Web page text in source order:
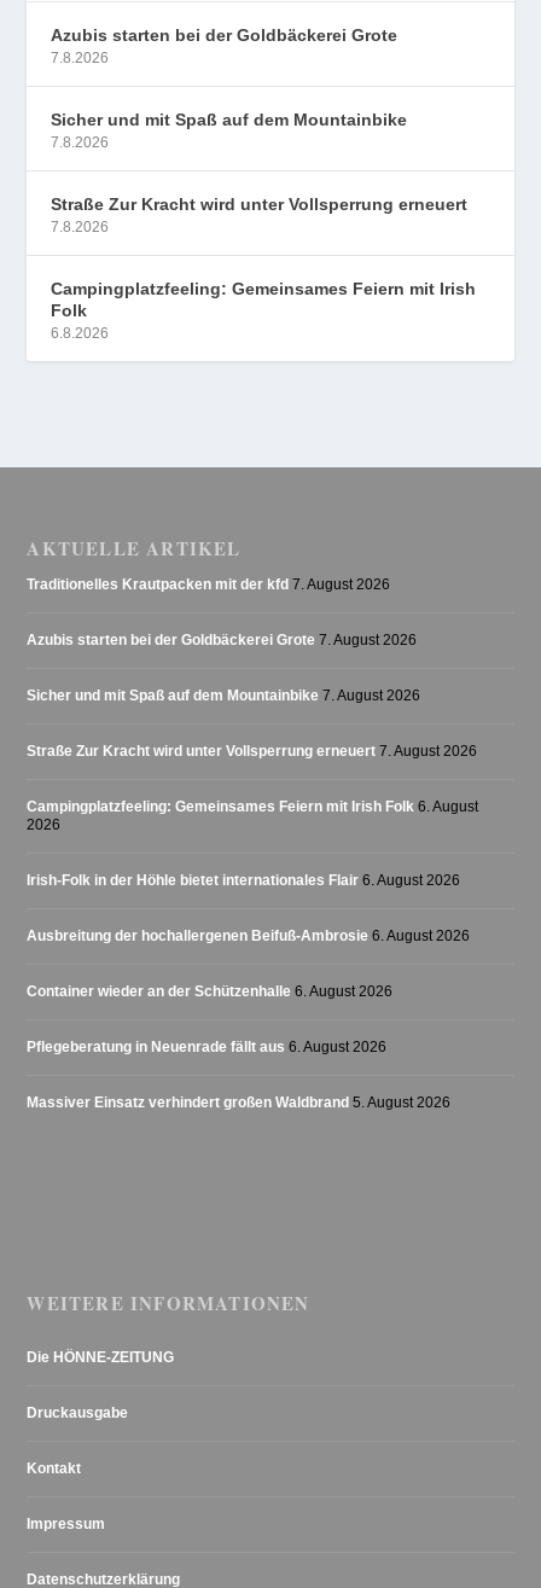
Azubis starten bei der Goldbäckerei Grote
7.8.2026
Sicher und mit Spaß auf dem Mountainbike
7.8.2026
Straße Zur Kracht wird unter Vollsperrung erneuert
7.8.2026
Campingplatzfeeling: Gemeinsames Feiern mit Irish
Folk
6.8.2026
AKTUELLE ARTIKEL
Traditionelles Krautpacken mit der kfd 7. August 2026
Azubis starten bei der Goldbäckerei Grote 7. August 2026
Sicher und mit Spaß auf dem Mountainbike 7. August 2026
Straße Zur Kracht wird unter Vollsperrung erneuert 7. August 2026
Campingplatzfeeling: Gemeinsames Feiern mit Irish Folk 6. August
2026
Irish-Folk in der Höhle bietet internationales Flair 6. August 2026
Ausbreitung der hochallergenen Beifuß-Ambrosie 6. August 2026
Container wieder an der Schützenhalle 6. August 2026
Pflegeberatung in Neuenrade fällt aus 6. August 2026
Massiver Einsatz verhindert großen Waldbrand 5. August 2026
WEITERE INFORMATIONEN
Die HÖNNE-ZEITUNG
Druckausgabe
Kontakt
Impressum
Datenschutzerklärung